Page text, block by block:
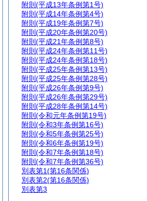
附則 (平成13年条例第1号)
附則 (平成14年条例第4号)
附則 (平成19年条例第7号)
附則 (平成20年条例第20号)
附則 (平成21年条例第8号)
附則 (平成24年条例第11号)
附則 (平成24年条例第18号)
附則 (平成25年条例第13号)
附則 (平成25年条例第28号)
附則 (平成26年条例第9号)
附則 (平成26年条例第29号)
附則 (平成28年条例第14号)
附則 (令和元年条例第19号)
附則 (令和3年条例第16号)
附則 (令和5年条例第25号)
附則 (令和6年条例第19号)
附則 (令和7年条例第18号)
附則 (令和7年条例第36号)
別表第1(第16条関係)
別表第2(第16条関係)
別表第3